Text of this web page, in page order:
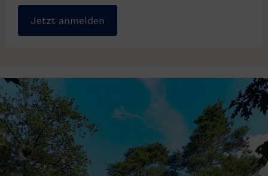
Jetzt anmelden